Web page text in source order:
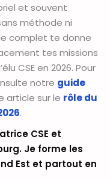
et souvent
méthode ni
complet te donne
tes missions
CSE en 2026. Pour
notre guide
article sur le rôle du
.
CSE et
Je forme les
Est et partout en